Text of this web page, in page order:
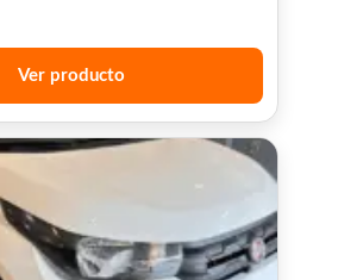
Ver producto